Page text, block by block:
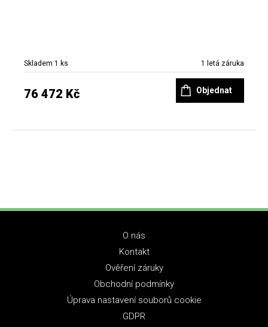
Skladem 1 ks 1 letá záruka
76 472 Kč Objednat
O nás
Kontakt
Ověření záruky
Obchodní podmínky
Úprava nastavení souborů cookie
GDPR